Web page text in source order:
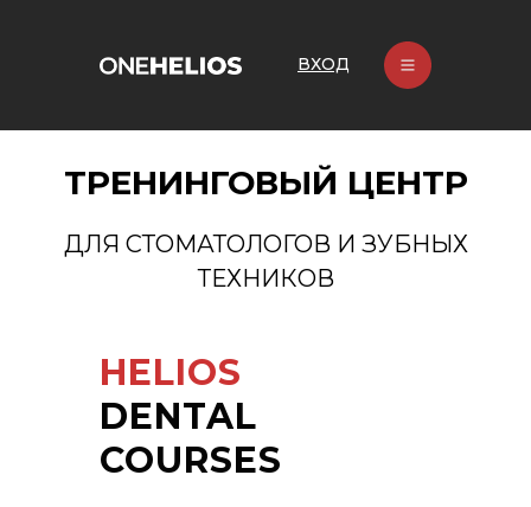
ВХОД
ТРЕНИНГОВЫЙ ЦЕНТР
ДЛЯ СТОМАТОЛОГОВ И ЗУБНЫХ
ТЕХНИКОВ
HELIOS
DENTAL
COURSES